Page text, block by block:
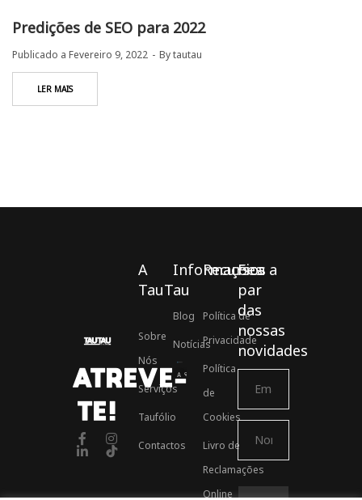
Predições de SEO para 2022
Publicado a Fevereiro 9, 2022 Bytautau
LER MAIS
ATREVE-
TE!
A
TauTau
Sobre
Nós
Serviços
Taufólio
Contactos
Informações
Blog
Notícias
Associados ASSOFT
Recursos
Política de
Privacidade
Política
de
Cookies
Livro de
Reclamações
Online
Fica a
par
das
nossas
novidades